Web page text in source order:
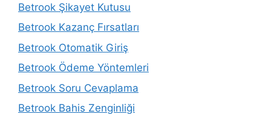
Betrook Şikayet Kutusu
Betrook Kazanç Fırsatları
Betrook Otomatik Giriş
Betrook Ödeme Yöntemleri
Betrook Soru Cevaplama
Betrook Bahis Zenginliği